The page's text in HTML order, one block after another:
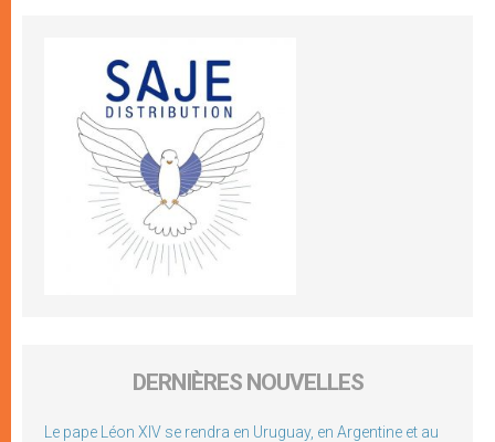
DERNIÈRES NOUVELLES
Le pape Léon XIV se rendra en Uruguay, en Argentine et au